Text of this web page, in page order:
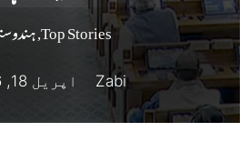
Top Stories
,
Zabi اپریل 18, 2026